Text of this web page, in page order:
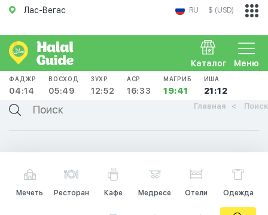
Лас-Вегас RU $ (USD)
Меню
Каталог
ФАДЖР
04:14
ВОСХОД
05:49
ЗУХР
12:52
АСР
16:33
МАГРИБ
19:41
ИША
21:12
Главная Поиск
Мечеть Ресторан Кафе Медресе Отели Одежда